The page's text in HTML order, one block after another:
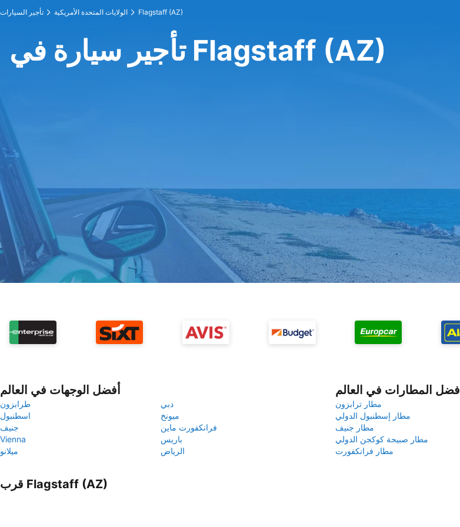
تأجير السيارات الولايات المتحدة الأمريكية Flagstaff (AZ)
تأجير سيارة في Flagstaff (AZ)
أفضل الوجهات في العالم
طرابزون
دبي
اسطنبول
ميونخ
جنيف
فرانكفورت ماين
Vienna
باريس
ميلانو
الرياض
أفضل المطارات في العالم
مطار ترابزون
مطار إسطنبول الدولي
مطار جنيف
مطار صبيحة كوكجن الدولي
مطار فرانكفورت
قرب Flagstaff (AZ)